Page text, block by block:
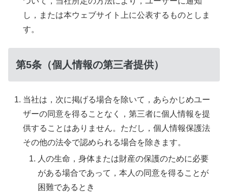
し，または本ウェブサイト上に公表するものとしま
す。
第5条（個人情報の第三者提供）
当社は，次に掲げる場合を除いて，あらかじめユー
ザーの同意を得ることなく，第三者に個人情報を提
供することはありません。ただし，個人情報保護法
その他の法令で認められる場合を除きます。
人の生命，身体または財産の保護のために必要
がある場合であって，本人の同意を得ることが
困難であるとき